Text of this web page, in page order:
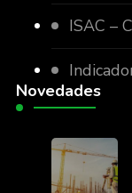
ISAC –
Novedades